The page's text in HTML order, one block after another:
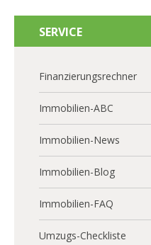
SERVICE
Finanzierungsrechner
Immobilien-ABC
Immobilien-News
Immobilien-Blog
Immobilien-FAQ
Umzugs-Checkliste